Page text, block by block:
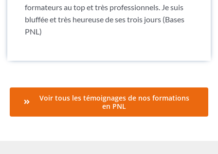
formateurs au top et très professionnels. Je suis
bluffée et très heureuse de ses trois jours (Bases
PNL)
Voir tous les témoignages de nos formations
en PNL